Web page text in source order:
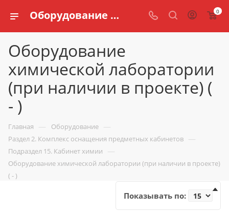
Оборудование химической лаборатории (при наличии в проекте) ( - ) школ согласно приказу 838 Минпросвещения России 0
Оборудование
химической лаборатории
(при наличии в проекте) (
- )
Главная — Оборудование —
Раздел 2. Комплекс оснащения предметных кабинетов —
Подраздел 15. Кабинет химии —
Оборудование химической лаборатории (при наличии в проекте)
( - )
Показывать по: